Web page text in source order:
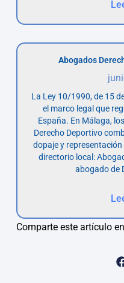
Abogados
La Ley 10/1990, de 15
el marco legal que
España. En Málaga,
Derecho Deportivo
dopaje y
directorio local:
abogado de
Comparte este artículo